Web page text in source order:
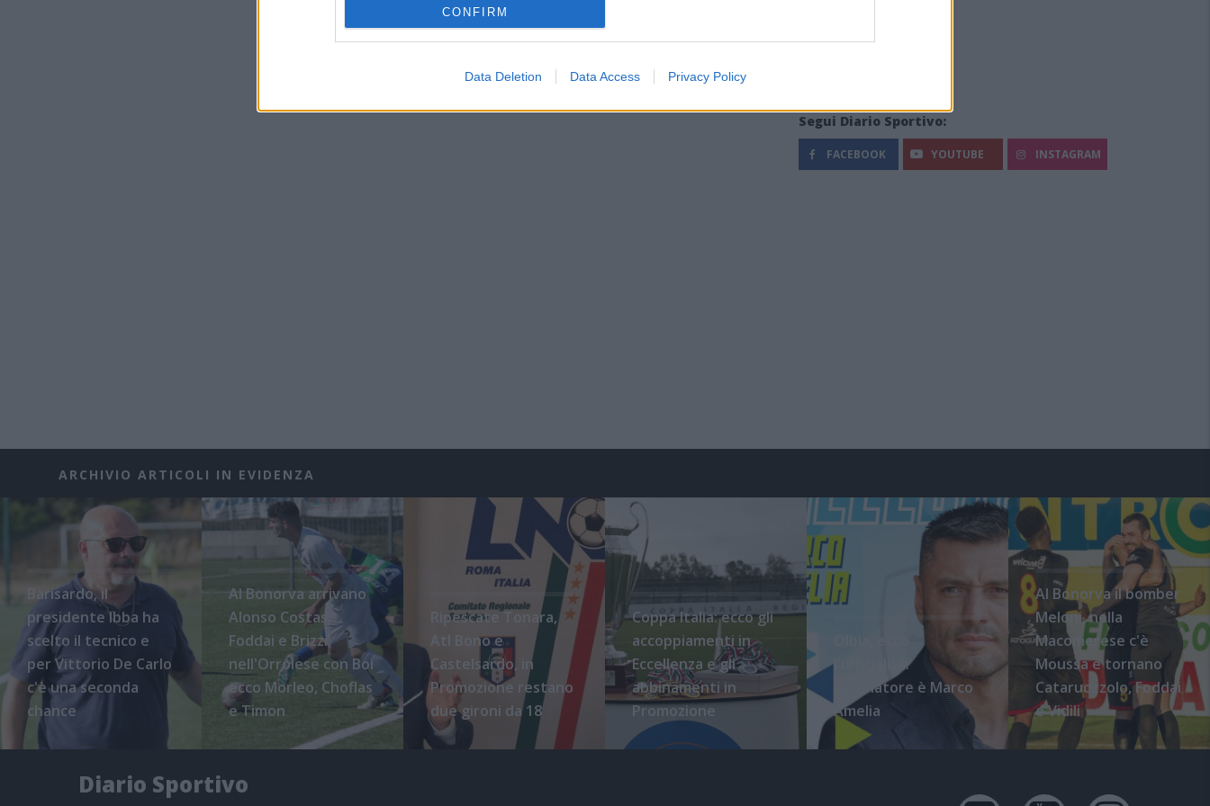
CONFIRM
Data Deletion Data Access Privacy Policy
Segui Diario Sportivo:
FACEBOOK YOUTUBE INSTAGRAM
ARCHIVIO ARTICOLI IN EVIDENZA
Barisardo, il
presidente Ibba ha
scelto il tecnico e
per Vittorio De Carlo
c'è una seconda
chance
Al Bonorva arrivano
Alonso Costas,
Foddai e Brizzi,
nell'Orrolese con Boi
ecco Morleo, Choflas
e Timon
Ripescate Tonara,
Atl Bono e
Castelsardo, in
Promozione restano
due gironi da 18
Coppa Italia: ecco gli
accoppiamenti in
Eccellenza e gli
abbinamenti in
Promozione
l'ufficialità:
l'allenatore è Marco
Amelia
Al Bonorva il bomber
Meloni, nella
Macomerese c'è
Moussa e tornano
Cataruozzolo, Foddai
e Vidili
Diario Sportivo